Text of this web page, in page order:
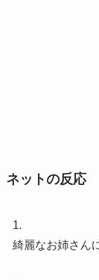
ネットの反応
1.
綺麗なお姉さん